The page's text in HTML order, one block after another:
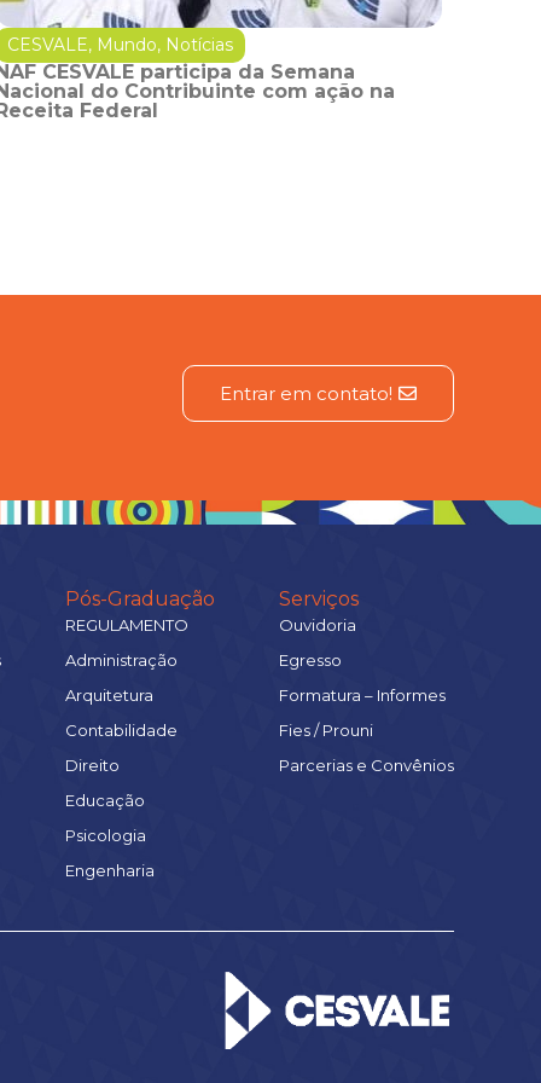
CESVALE, Mundo, Notícias
CESVALE participa da Semana
do Contribuinte com ação na
Federal
Entrar em contato!
Pós-Graduação
REGULAMENTO
Administração
Arquitetura
Contabilidade
Direito
Educação
Psicologia
Engenharia
Serviços
Ouvidoria
Egresso
Formatura – Informes
Fies / Prouni
Parcerias e Convênios